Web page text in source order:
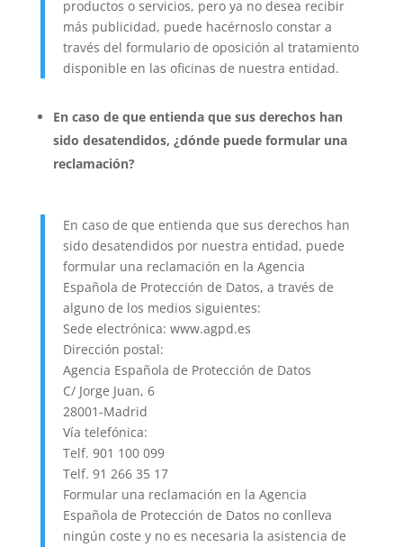
productos o servicios, pero ya no desea recibir
más publicidad, puede hacérnoslo constar a
través del formulario de oposición al tratamiento
disponible en las oficinas de nuestra entidad.
En caso de que entienda que sus derechos han
sido desatendidos, ¿dónde puede formular una
reclamación?
En caso de que entienda que sus derechos han
sido desatendidos por nuestra entidad, puede
formular una reclamación en la Agencia
Española de Protección de Datos, a través de
alguno de los medios siguientes:
Sede electrónica: www.agpd.es
Dirección postal:
Agencia Española de Protección de Datos
C/ Jorge Juan, 6
28001-Madrid
Vía telefónica:
Telf. 901 100 099
Telf. 91 266 35 17
Formular una reclamación en la Agencia
Española de Protección de Datos no conlleva
ningún coste y no es necesaria la asistencia de